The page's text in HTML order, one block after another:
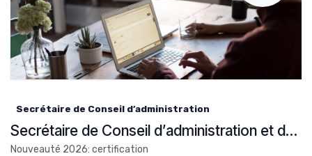
Secrétaire de Conseil d’administration
Secrétaire de Conseil d’administration et de fondation
Nouveauté 2026: certification